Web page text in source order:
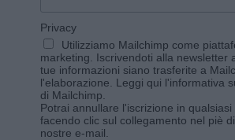
Privacy
Utilizziamo Mailchimp come
marketing. Iscrivendoti alla newsletter
tue informazioni siano trasferite a
l'elaborazione. Leggi qui l'informativa
di Mailchimp
Potrai annullare l'iscrizione in qualsiasi
facendo clic sul collegamento nel piè
nostre e-mail.